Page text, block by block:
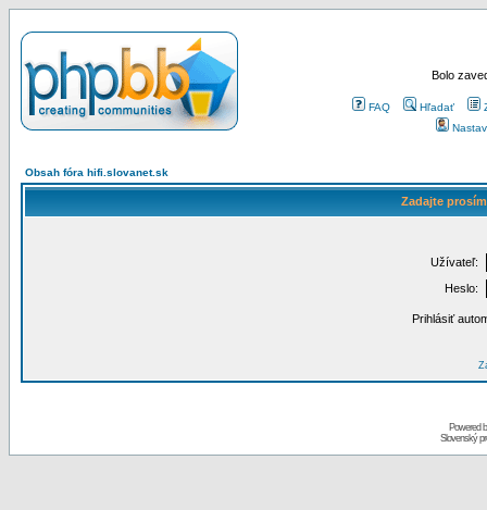
Bolo
FAQ Hľadať
Obsah fóra hifi.slovanet.sk
Zadajte
Užívateľ:
Heslo:
Prihlásiť
Powered
Slovenský